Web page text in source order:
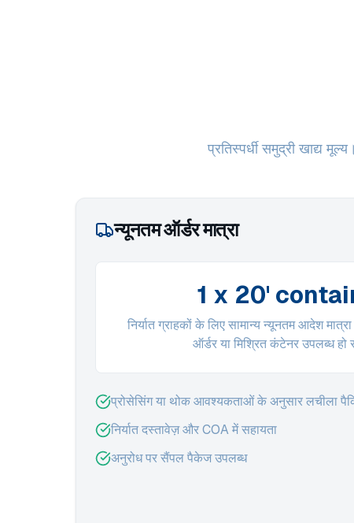
प्रतिस्पर्धी समुद्री खाद्य
न्यूनतम ऑर्डर मात्रा
1 x 20'
निर्यात ग्राहकों के लिए सामान्य न्यूनतम आदेश
ऑर्डर या मिश्रित कंटेनर उपलब्ध
प्रोसेसिंग या थोक आवश्यकताओं के अनुसार लचीला
निर्यात दस्तावेज़ और COA में सहायता
अनुरोध पर सैंपल पैकेज उपलब्ध